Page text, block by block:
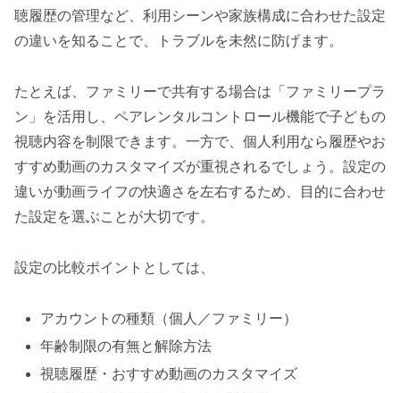
聴履歴の管理など、利用シーンや家族構成に合わせた設定
の違いを知ることで、トラブルを未然に防げます。
たとえば、ファミリーで共有する場合は「ファミリープラ
ン」を活用し、ペアレンタルコントロール機能で子どもの
視聴内容を制限できます。一方で、個人利用なら履歴やお
すすめ動画のカスタマイズが重視されるでしょう。設定の
違いが動画ライフの快適さを左右するため、目的に合わせ
た設定を選ぶことが大切です。
設定の比較ポイントとしては、
アカウントの種類（個人／ファミリー）
年齢制限の有無と解除方法
視聴履歴・おすすめ動画のカスタマイズ